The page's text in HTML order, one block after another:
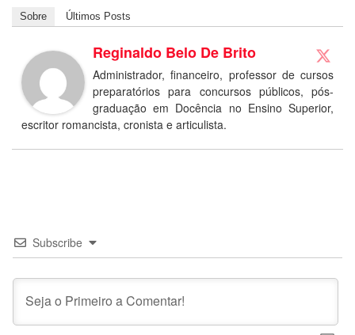
Sobre Últimos Posts
Reginaldo Belo De Brito
Administrador, financeiro, professor de cursos
preparatórios para concursos públicos, pós-
graduação em Docência no Ensino Superior,
escritor romancista, cronista e articulista.
Subscribe